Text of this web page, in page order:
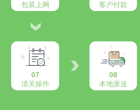
包装上网
客户付款
07
清关操作
08
本地派送